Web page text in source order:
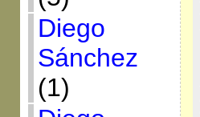
Diego
Sánchez
(1)